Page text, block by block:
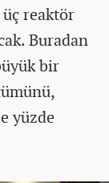
üç reaktör
Buradan
bir
yüzde